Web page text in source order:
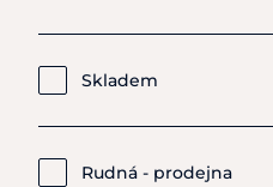
Skladem
Rudná - prodejna